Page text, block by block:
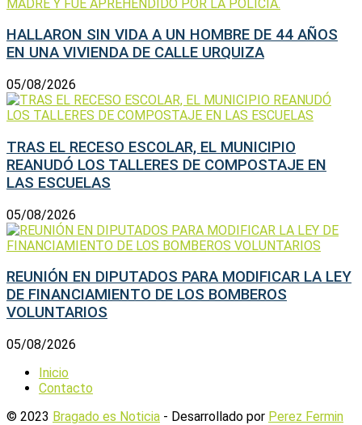
HALLARON SIN VIDA A UN HOMBRE DE 44 AÑOS
EN UNA VIVIENDA DE CALLE URQUIZA
05/08/2026
TRAS EL RECESO ESCOLAR, EL MUNICIPIO
REANUDÓ LOS TALLERES DE COMPOSTAJE EN
LAS ESCUELAS
05/08/2026
REUNIÓN EN DIPUTADOS PARA MODIFICAR LA LEY
DE FINANCIAMIENTO DE LOS BOMBEROS
VOLUNTARIOS
05/08/2026
Inicio
Contacto
© 2023 Bragado es Noticia - Desarrollado por Perez Fermin